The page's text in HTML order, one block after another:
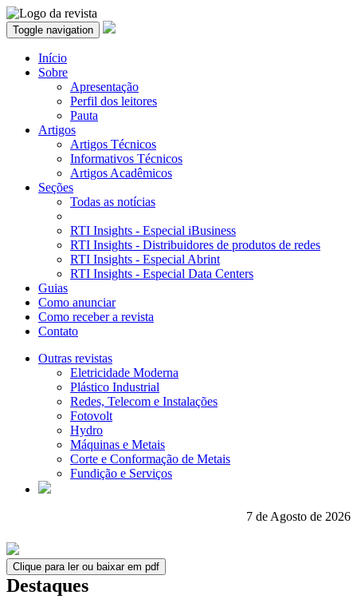
Toggle navigation
Início
Sobre
Apresentação
Perfil dos leitores
Pauta
Artigos
Artigos Técnicos
Informativos Técnicos
Artigos Acadêmicos
Seções
Todas as notícias
RTI Insights - Especial iBusiness
RTI Insights - Distribuidores de produtos de redes
RTI Insights - Especial Abrint
RTI Insights - Especial Data Centers
Guias
Como anunciar
Como receber a revista
Contato
Outras revistas
Eletricidade Moderna
Plástico Industrial
Redes, Telecom e Instalações
Fotovolt
Hydro
Máquinas e Metais
Corte e Conformação de Metais
Fundição e Serviços
7 de Agosto de 2026
Clique para ler ou baixar em pdf
Destaques